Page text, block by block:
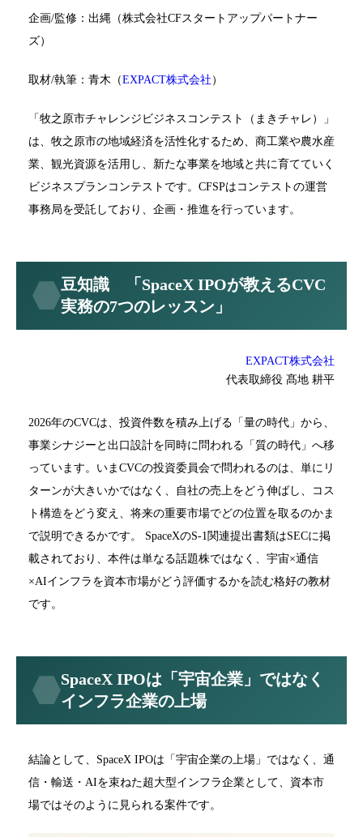
企画/監修：出縄（株式会社CFスタートアップパートナー
ズ）
取材/執筆：青木（EXPACT株式会社 ）
「牧之原市チャレンジビジネスコンテスト（まきチャレ）」
は、牧之原市の地域経済を活性化するため、商工業や農水産
業、観光資源を活用し、新たな事業を地域と共に育てていく
ビジネスプランコンテストです。CFSPはコンテストの運営
事務局を受託しており、企画・推進を行っています。
豆知識 「SpaceX IPOが教えるCVC
実務の7つのレッスン」
EXPACT株式会社
代表取締役 髙地 耕平
2026年のCVCは、投資件数を積み上げる「量の時代」から、
事業シナジーと出口設計を同時に問われる「質の時代」へ移
っています。いまCVCの投資委員会で問われるのは、単にリ
ターンが大きいかではなく、自社の売上をどう伸ばし、コス
ト構造をどう変え、将来の重要市場でどの位置を取るのかま
で説明できるかです。 SpaceXのS-1関連提出書類はSECに掲
載されており、本件は単なる話題株ではなく、宇宙×通信
×AIインフラを資本市場がどう評価するかを読む格好の教材
です。
SpaceX IPOは「宇宙企業」ではなく
インフラ企業の上場
結論として、SpaceX IPOは「宇宙企業の上場」ではなく、通
信・輸送・AIを束ねた超大型インフラ企業として、資本市
場ではそのように見られる案件です。